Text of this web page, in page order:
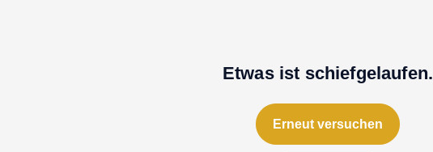
Etwas ist schiefgelaufen.
Erneut versuchen